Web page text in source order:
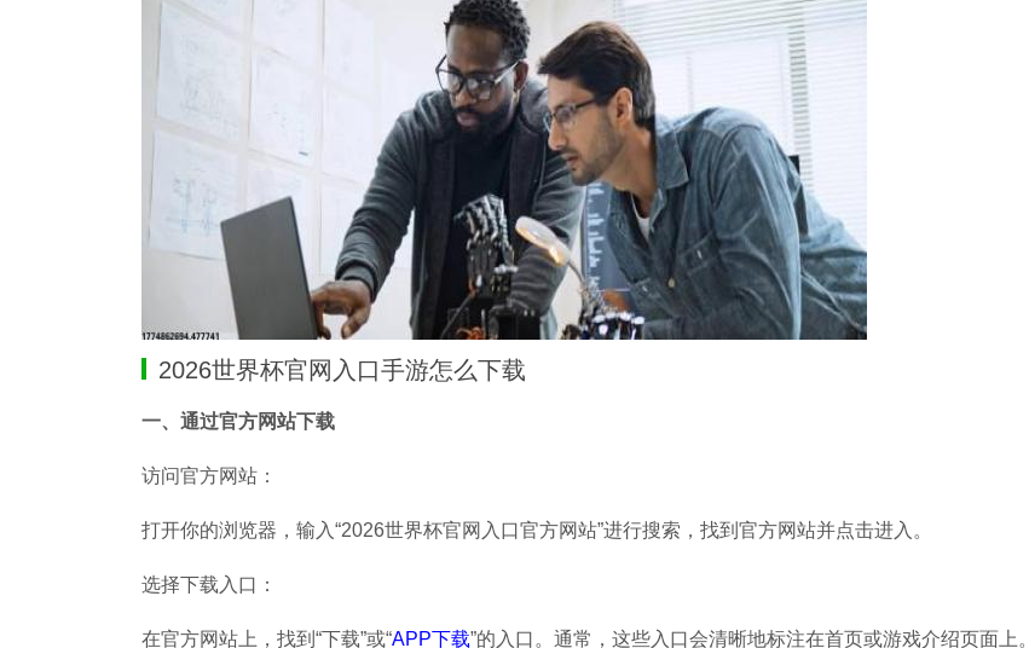
2026世界杯官网入口手游怎么下载
一、通过官方网站下载
访问官方网站：
打开你的浏览器，输入“2026世界杯官网入口官方网站”进行搜索，找到官方网站并点击进入。
选择下载入口：
在官方网站上，找到“下载”或“APP下载”的入口。通常，这些入口会清晰地标注在首页或游戏介绍页面上。